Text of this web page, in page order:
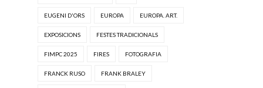
EUGENI D'ORS EUROPA EUROPA. ART.
EXPOSICIONS FESTES TRADICIONALS
FIMPC 2025 FIRES FOTOGRAFIA
FRANCK RUSO FRANK BRALEY